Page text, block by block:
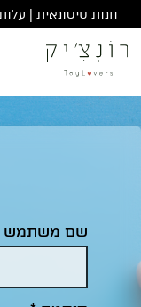
Skip
to
content
חנות סיטונאית | עלות משלוח 40 ₪ | משלוח
שם משתמש